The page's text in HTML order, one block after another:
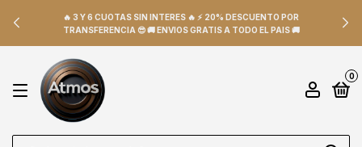
🔥 3 Y 6 CUOTAS SIN INTERES 🔥 ⚡ 20% DESCUENTO POR
TRANSFERENCIA 😎 🚚 ENVIOS GRATIS A TODO EL PAIS 🚚
0